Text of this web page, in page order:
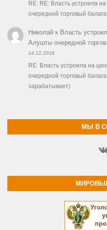
RE: RE: Власть устроила
очередной торговый
Николайк Власть
Алушты очередной
14.12.2016
RE: Власть устроила на
очередной торговый
зарабатывает)
МЫ В